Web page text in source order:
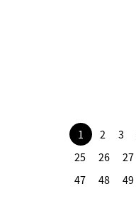
1 2 3
25
26 27
47
48 49